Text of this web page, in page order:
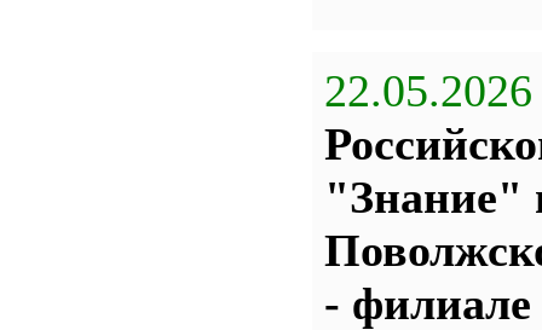
22.05.2026
"Знание"
- филиале